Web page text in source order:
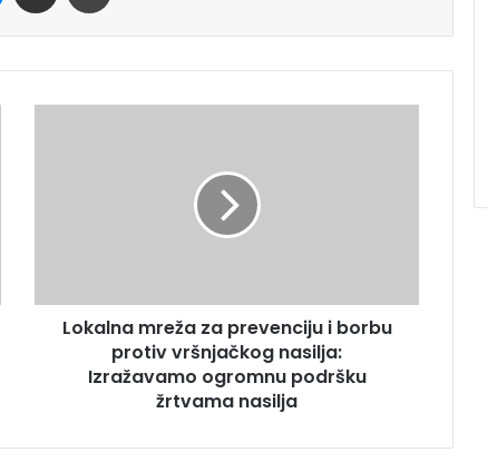
Lokalna mreža za prevenciju i borbu
protiv vršnjačkog nasilja:
Izražavamo ogromnu podršku
žrtvama nasilja